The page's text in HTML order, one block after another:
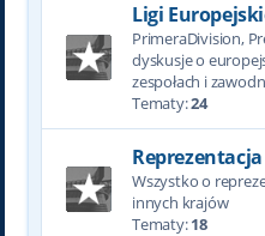
Ligi
PrimeraDivision,
dyskusje o
zespołach i
Tematy:24
Reprezentacja
Wszystko o
innych krajów
Tematy:18